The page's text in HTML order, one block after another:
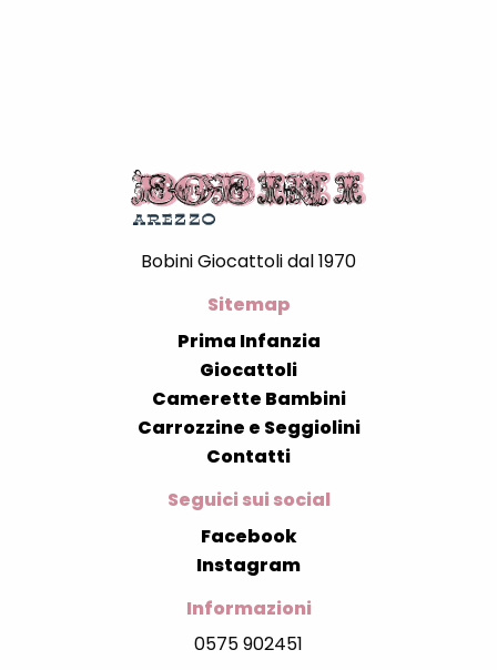
Bobini Giocattoli dal 1970
Sitemap
Prima Infanzia
Giocattoli
Camerette Bambini
Carrozzine e Seggiolini
Contatti
Seguici sui social
Facebook
Instagram
Informazioni
0575 902451